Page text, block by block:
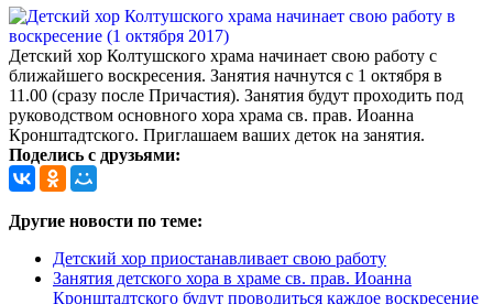
Детский хор Колтушского храма начинает свою работу с
ближайшего воскресения. Занятия начнутся с 1 октября в
11.00 (сразу после Причастия). Занятия будут проходить под
руководством основного хора храма св. прав. Иоанна
Кронштадтского. Приглашаем ваших деток на занятия.
Поделись с друзьями:
Другие новости по теме:
Детский хор приостанавливает свою работу
Занятия детского хора в храме св. прав. Иоанна
Кронштадтского будут проводиться каждое воскресение